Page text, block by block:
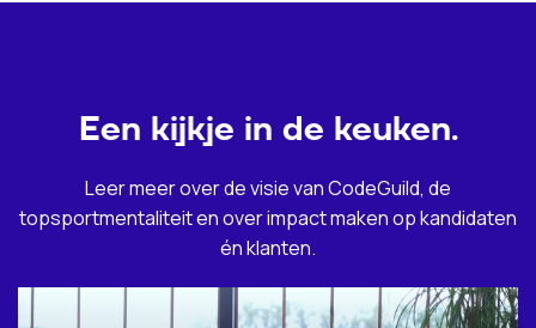
Een kijkje in de keuken.
Leer meer over de visie van CodeGuild, de
topsportmentaliteit en over impact maken op kandidaten
én klanten.